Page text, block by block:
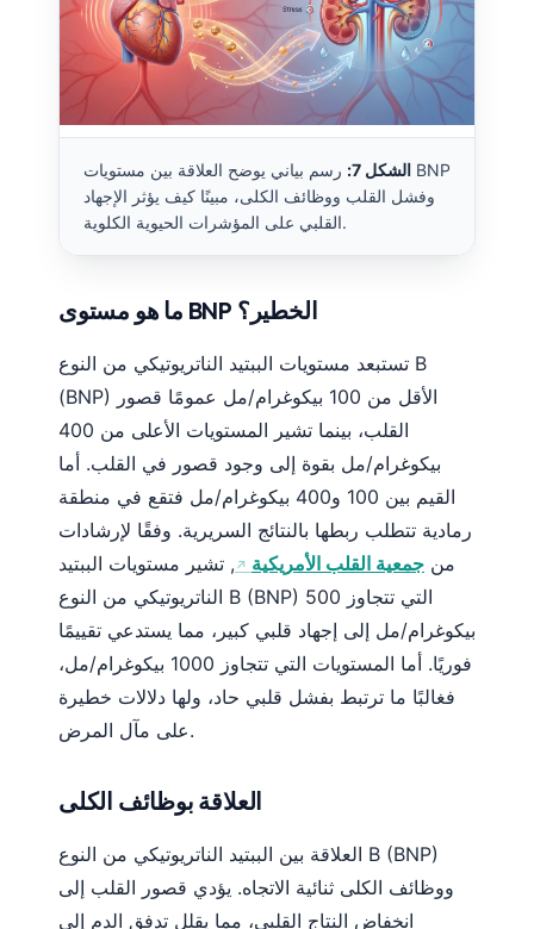
الشكل 7:
رسم بياني يوضح العلاقة بين مستويات BNP
وفشل القلب ووظائف الكلى، مبينًا كيف يؤثر الإجهاد
القلبي على المؤشرات الحيوية الكلوية.
ما هو مستوى BNP الخطير؟
تستبعد مستويات الببتيد الناتريوتيكي من النوع B
(BNP) الأقل من 100 بيكوغرام/مل عمومًا قصور
القلب، بينما تشير المستويات الأعلى من 400
بيكوغرام/مل بقوة إلى وجود قصور في القلب. أما
القيم بين 100 و400 بيكوغرام/مل فتقع في منطقة
رمادية تتطلب ربطها بالنتائج السريرية. وفقًا لإرشادات
من جمعية القلب الأمريكية
, تشير مستويات الببتيد
الناتريوتيكي من النوع B (BNP) التي تتجاوز 500
بيكوغرام/مل إلى إجهاد قلبي كبير، مما يستدعي تقييمًا
فوريًا. أما المستويات التي تتجاوز 1000 بيكوغرام/مل،
فغالبًا ما ترتبط بفشل قلبي حاد، ولها دلالات خطيرة
على مآل المرض.
العلاقة بوظائف الكلى
العلاقة بين الببتيد الناتريوتيكي من النوع B (BNP)
ووظائف الكلى ثنائية الاتجاه. يؤدي قصور القلب إلى
انخفاض النتاج القلبي، مما يقلل تدفق الدم إلى
Magyar
Shqip
اردو
తెలుగు
தமிழ்
ગુજરાતી
ಕನ್ನಡ
മലയാളം
Bahasa Melayu
Tiếng Việt
Tagalog
ไทย
ဗမာစာ
ភាសាខ្មែរ
Українська
O‘zbekcha
Català
Қазақ тілі
Suomi
Hrvatski